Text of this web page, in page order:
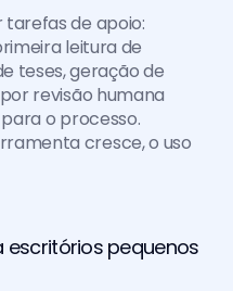
de apoio:
leitura de
teses, geração de
revisão humana
o processo.
cresce, o uso
escritórios pequenos